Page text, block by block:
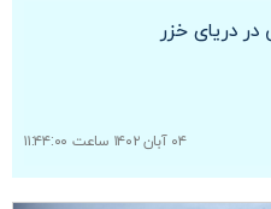
در دریای خزر
۰۴ آبان ۱۴۰۲ ساعت ۱۱:۴۴:۰۰